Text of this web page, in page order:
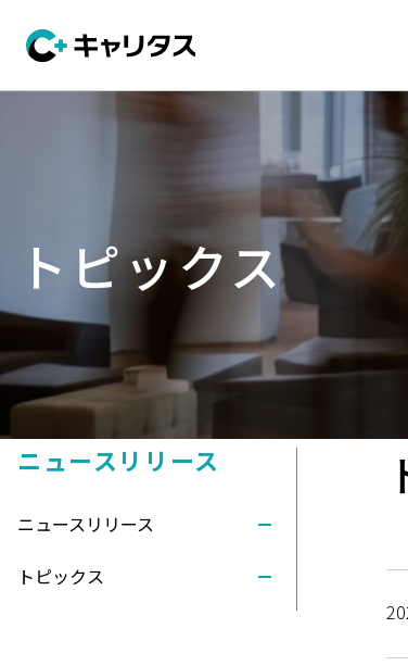
トピックス
ニュースリリース
ニュースリリース
トピックス